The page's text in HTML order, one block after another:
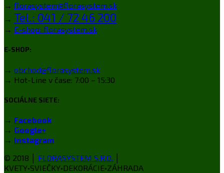
→ florasystem@florasystem.sk
→ Tel.: 041 / 72 46 200
→ E-shop: florasystem.sk
E-SHOP:
→ obchod@florasystem.sk
→ Hot-Line v čase: 7:00 – 15:30
SOCIÁLNE SIETE:
→ Facebook
→ Google+
→ Instagram
© 2018 │ FLORASYSTEM S.R.O.
KVETY•SVIEČKY•DEKORÁCIE•ZÁHRADA